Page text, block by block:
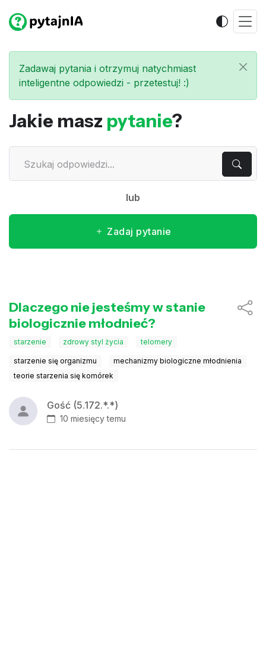
Zadawaj pytania i otrzymuj natychmiast
inteligentne odpowiedzi - przetestuj! :)
Jakie masz pytanie?
lub
Zadaj pytanie
Dlaczego nie jesteśmy w stanie
biologicznie młodnieć?
starzenie zdrowy styl życia telomery
starzenie się organizmu
mechanizmy biologiczne młodnienia
teorie starzenia się komórek
Gość (5.172.*.*)
10 miesięcy temu